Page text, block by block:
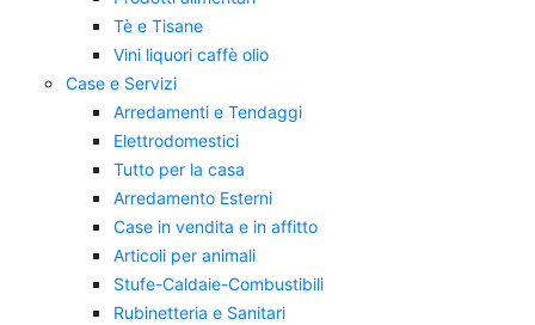
Tè e Tisane
Vini liquori caffè olio
Case e Servizi
Arredamenti e Tendaggi
Elettrodomestici
Tutto per la casa
Arredamento Esterni
Case in vendita e in affitto
Articoli per animali
Stufe-Caldaie-Combustibili
Rubinetteria e Sanitari